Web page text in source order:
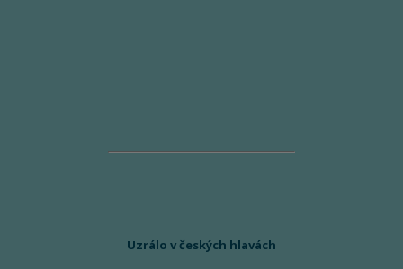
Uzrálo v českých hlavách